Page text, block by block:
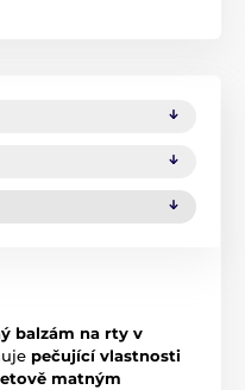
balzám na rty v
pečující vlastnosti
matným